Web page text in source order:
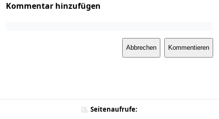
Kommentar hinzufügen
Abbrechen Kommentieren
Seitenaufrufe: